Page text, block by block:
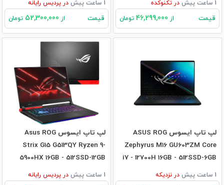
1 ساعت پیش در تکنوکده
قیمت از تومان
1 ساعت پیش در پردیس رایانه
قیمت از تومان
لپ تاپ ایسوس ASUS ROG
Zephyrus M16 GU603ZM Core
i7 - 12700H 16GB - 512SSD-6GB
RTX30601 ساعت پیش در نزدیکه
لپ تاپ ایسوس Asus ROG
Strix G15 G513QY Ryzen 9-
5900HX 16GB - 512SSD-12GB
RX6800M1 ساعت پیش در پردیس رایانه